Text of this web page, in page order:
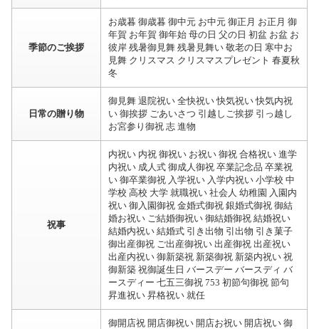
季節のご挨拶
お歳暮 御歳暮 御中元 お中元 御正月 お正月 御
年賀 お年賀 御年始 母の日 父の日 初盆 お盆 お
彼岸 残暑御見舞 残暑見舞い 敬老の日 寒中お
見舞 クリスマス クリスマスプレゼント 春夏秋
冬
日常の贈り物
御見舞 退院祝い 全快祝い 快気祝い 快気内祝
い 御挨拶 ごあいさつ 引越しご挨拶 引っ越し
お宮参り御祝 志 進物
祝事
内祝い 内祝 御祝い お祝い 御祝 合格祝い 進学
内祝い 成人式 御成人御祝 卒業記念品 卒業祝
い 御卒業御祝 入学祝い 入学内祝い 小学校 中
学校 高校 大学 就職祝い 社会人 幼稚園 入園内
祝い 御入園御祝 金婚式御祝 銀婚式御祝 御結
婚お祝い ご結婚御祝い 御結婚御祝 結婚祝い
結婚内祝い 結婚式 引き出物 引出物 引き菓子
御出産御祝 ご出産御祝い 出産御祝 出産祝い
出産内祝い 御新築祝 新築御祝 新築内祝い 祝
御新築 祝御誕生日 バースデー バースディ バ
ースディー 七五三御祝 753 初節句御祝 節句
昇進祝い 昇格祝い 就任
御開店祝 開店御祝い 開店お祝い 開店祝い 御